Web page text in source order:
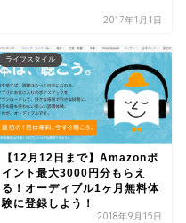
2017年1月1日
ライフスタイル
【12月12日まで】Amazonポ
イント最大3000円分もらえ
る！オーディブル1ヶ月無料体
験に登録しよう！
2018年9月15日